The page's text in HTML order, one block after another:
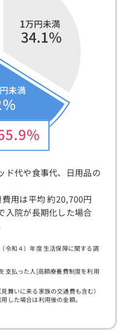
ド代や食事代、日用品の
用は平均 約20,700円
入院が長期化した場合
令和４）年度 生活保障に関する調
支払った人[高額療養費制度を利用
舞いに来る家族の交通費も含む）
した場合は利用後の金額。